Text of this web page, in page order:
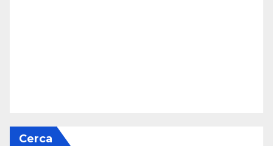
Cerca